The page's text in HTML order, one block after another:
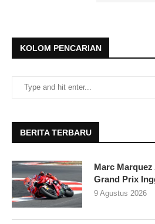
KOLOM PENCARIAN
BERITA TERBARU
Marc
Grand Prix
9 Agustus 2026